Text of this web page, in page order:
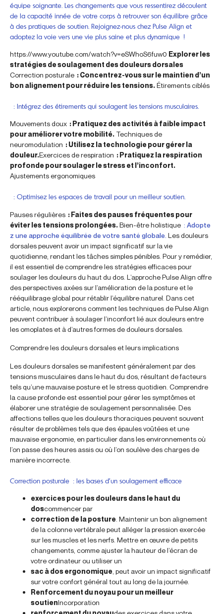
équipe soignante. Les changements que vous ressentirez découlent
de la capacité innée de votre corps à retrouver son équilibre grâce
à des pratiques de soutien. Rejoignez-nous chez Pulse Align et
adoptez la voie vers une vie plus saine et plus dynamique !
https://www.youtube.com/watch?v=eSWhoS6fuw0 Explorer les
stratégies de soulagement des douleurs dorsales
Correction posturale : Concentrez-vous sur le maintien d’un
bon alignement pour réduire les tensions.Étirements ciblés
: Intégrez des étirements qui soulagent les tensions musculaires.
Mouvements doux : Pratiquez des activités à faible impact
pour améliorer votre mobilité. Techniques de
neuromodulation : Utilisez la technologie pour gérer la
douleur.Exercices de respiration : Pratiquez la respiration
profonde pour soulager le stress et l’inconfort.
Ajustements ergonomiques
: Optimisez les espaces de travail pour un meilleur soutien.
Pauses régulières : Faites des pauses fréquentes pour
éviter les tensions prolongées.Bien-être holistique : Adopte
z une approche équilibrée de votre santé globale. Les douleurs
dorsales peuvent avoir un impact significatif sur la vie
quotidienne, rendant les tâches simples pénibles. Pour y remédier,
il est essentiel de comprendre les stratégies efficaces pour
soulager les douleurs du haut du dos. L’approche Pulse Align offre
des perspectives axées sur l’amélioration de la posture et le
rééquilibrage global pour rétablir l’équilibre naturel. Dans cet
article, nous explorerons comment les techniques de Pulse Align
peuvent contribuer à soulager l’inconfort lié aux douleurs entre
les omoplates et à d’autres formes de douleurs dorsales.
Comprendre les douleurs dorsales et leurs implications
Les douleurs dorsales se manifestent généralement par des
tensions musculaires dans le haut du dos, résultant de facteurs
tels qu’une mauvaise posture et le stress quotidien. Comprendre
la cause profonde est essentiel pour gérer les symptômes et
élaborer une stratégie de soulagement personnalisée. Des
affections telles que les douleurs thoraciques peuvent souvent
résulter de problèmes tels que des épaules voûtées et une
mauvaise ergonomie, en particulier dans les environnements où
l’on passe des heures assis ou où l’on soulève des charges de
manière incorrecte.
Correction posturale : les bases d’un soulagement efficace
exercices pour les douleurs dans le haut du
doscommencer par
correction de la posture . Maintenir un bon alignement
de la colonne vertébrale peut alléger la pression exercée
sur les muscles et les nerfs. Mettre en œuvre de petits
changements, comme ajuster la hauteur de l’écran de
votre ordinateur ou utiliser un
sac à dos ergonomique , peut avoir un impact significatif
sur votre confort général tout au long de la journée.
Renforcement du noyau pour un meilleur
soutienIncorporation